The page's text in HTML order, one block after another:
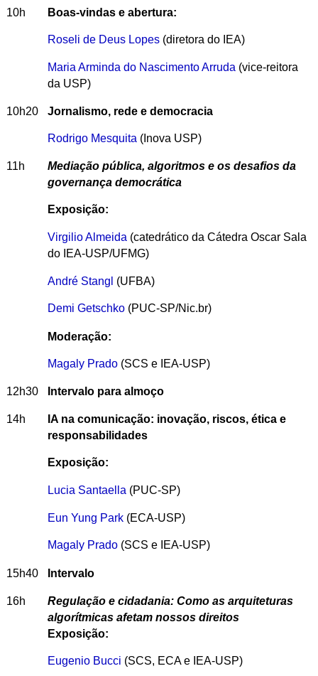
10h Boas-vindas e abertura:
Roseli de Deus Lopes(diretora do IEA)
Maria Arminda do Nascimento Arruda (vice-reitora
da USP)
10h20 Jornalismo, rede e democracia
Rodrigo Mesquita (Inova USP)
11h
Mediação pública, algoritmos e os desafios da
governança democrática
Exposição:
Virgilio Almeida (catedrático da Cátedra Oscar Sala
do IEA-USP/UFMG)
André Stangl (UFBA)
Demi Getschko(PUC-SP/Nic.br)
Moderação:
Magaly Prado(SCS e IEA-USP)
12h30 Intervalo para almoço
14h
IA na comunicação: inovação, riscos, ética e
responsabilidades
Exposição:
Lucia Santaella (PUC-SP)
Eun Yung Park(ECA-USP)
Magaly Prado(SCS e IEA-USP)
15h40 Intervalo
16h
Regulação e cidadania: Como as arquiteturas
algorítmicas afetam nossos direitos
Exposição:
Eugenio Bucci (SCS, ECA e IEA-USP)